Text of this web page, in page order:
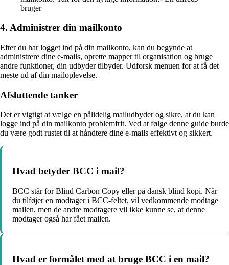
bruger
4. Administrer din mailkonto
Efter du har logget ind på din mailkonto, kan du begynde at
administrere dine e-mails, oprette mapper til organisation og bruge
andre funktioner, din udbyder tilbyder. Udforsk menuen for at få det
meste ud af din mailoplevelse.
Afsluttende tanker
Det er vigtigt at vælge en pålidelig mailudbyder og sikre, at du kan
logge ind på din mailkonto problemfrit. Ved at følge denne guide burde
du være godt rustet til at håndtere dine e-mails effektivt og sikkert.
Hvad betyder BCC i mail?
BCC står for Blind Carbon Copy eller på dansk blind kopi. Når
du tilføjer en modtager i BCC-feltet, vil vedkommende modtage
mailen, men de andre modtagere vil ikke kunne se, at denne
modtager også har fået mailen.
Hvad er formålet med at bruge BCC i en mail?